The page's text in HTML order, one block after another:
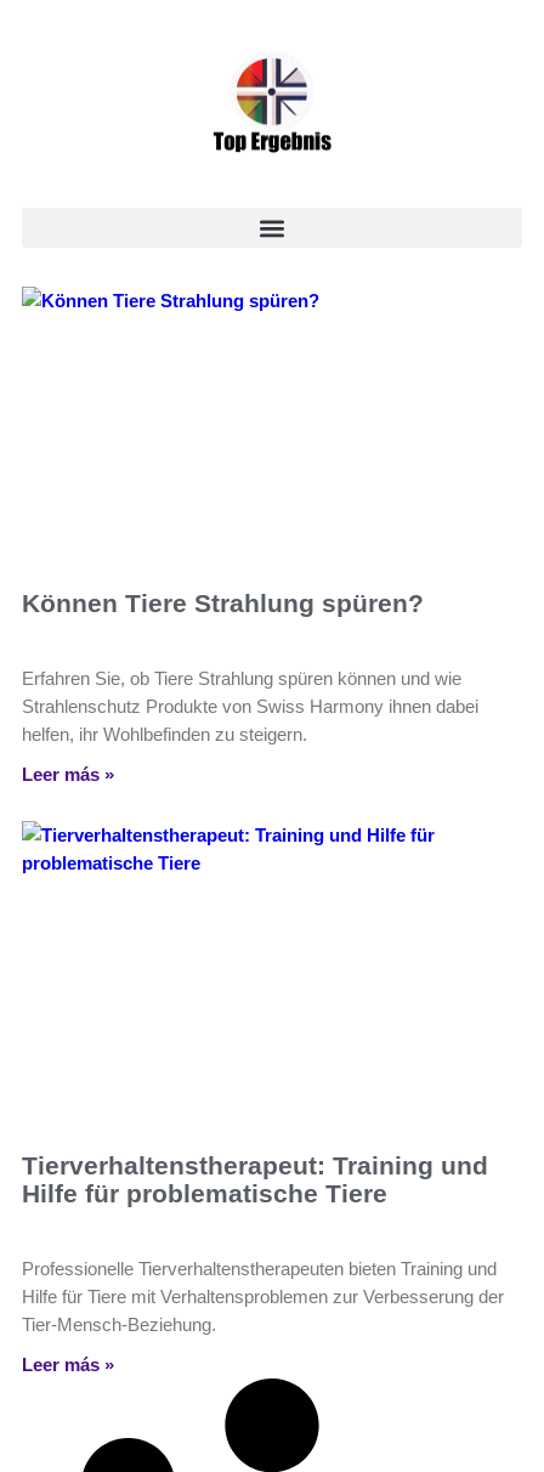
Können Tiere Strahlung spüren?
Erfahren Sie, ob Tiere Strahlung spüren können und wie
Strahlenschutz Produkte von Swiss Harmony ihnen dabei
helfen, ihr Wohlbefinden zu steigern.
Leer más »
Tierverhaltenstherapeut: Training und
Hilfe für problematische Tiere
Professionelle Tierverhaltenstherapeuten bieten Training und
Hilfe für Tiere mit Verhaltensproblemen zur Verbesserung der
Tier-Mensch-Beziehung.
Leer más »